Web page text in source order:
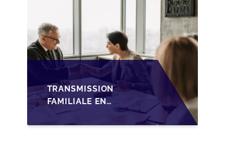
TRANSMISSION
FAMILIALE EN
WALLONIE :
NOUVELLES